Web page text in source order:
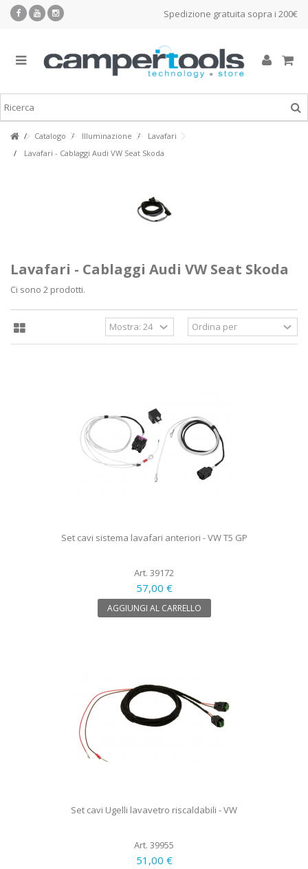
Spedizione gratuita sopra i 200€
Catalogo Illuminazione
Lavafari
Lavafari - Cablaggi Audi VW Seat Skoda
Lavafari - Cablaggi Audi VW Seat Skoda
Ci sono 2 prodotti.
Set cavi sistema lavafari anteriori - VW T5 GP
Art. 39172
57,00 €
AGGIUNGI AL CARRELLO
Set cavi Ugelli lavavetro riscaldabili - VW
Art. 39955
51,00 €